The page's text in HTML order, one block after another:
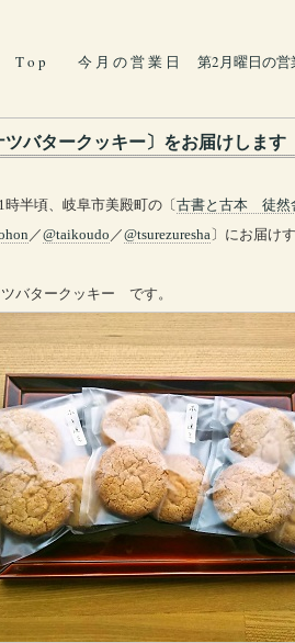
T o p
今 月 の 営 業 日 第2月曜日の営
ツバタークッキー〕をお届けします
時半頃、岐阜市美殿町の〔古書と古本 徒然
／@taikoudo ／@tsurezuresha〕にお届け
ツバタークッキー です。